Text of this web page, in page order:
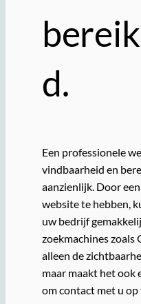
d.
Een professionele
vindbaarheid en
aanzienlijk. Door
website te hebben,
uw bedrijf
zoekmachines
alleen de
maar maakt het ook
om contact met u op